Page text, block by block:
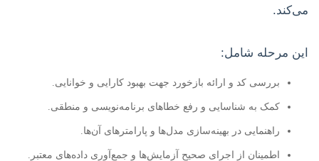
می‌کند.
این مرحله شامل:
بررسی کد و ارائه بازخورد جهت بهبود کارایی و خوانایی.
کمک به شناسایی و رفع خطاهای برنامه‌نویسی و منطقی.
راهنمایی در بهینه‌سازی مدل‌ها و پارامترهای آن‌ها.
اطمینان از اجرای صحیح آزمایش‌ها و جمع‌آوری داده‌های معتبر.